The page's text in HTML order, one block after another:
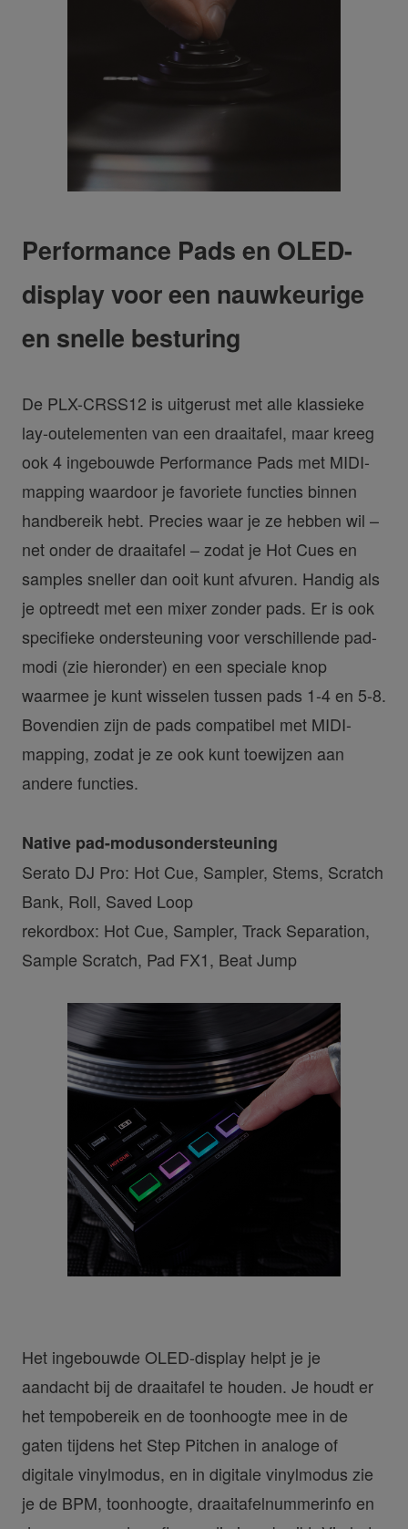
Performance Pads en OLED-
display voor een nauwkeurige
en snelle besturing
De PLX-CRSS12 is uitgerust met alle klassieke
lay-outelementen van een draaitafel, maar kreeg
ook 4 ingebouwde Performance Pads met MIDI-
mapping waardoor je favoriete functies binnen
handbereik hebt. Precies waar je ze hebben wil –
net onder de draaitafel – zodat je Hot Cues en
samples sneller dan ooit kunt afvuren. Handig als
je optreedt met een mixer zonder pads. Er is ook
specifieke ondersteuning voor verschillende pad-
modi (zie hieronder) en een speciale knop
waarmee je kunt wisselen tussen pads 1-4 en 5-8.
Bovendien zijn de pads compatibel met MIDI-
mapping, zodat je ze ook kunt toewijzen aan
andere functies.
Native pad-modusondersteuning
Serato DJ Pro: Hot Cue, Sampler, Stems, Scratch
Bank, Roll, Saved Loop
rekordbox: Hot Cue, Sampler, Track Separation,
Sample Scratch, Pad FX1, Beat Jump
Het ingebouwde OLED-display helpt je je
aandacht bij de draaitafel te houden. Je houdt er
het tempobereik en de toonhoogte mee in de
gaten tijdens het Step Pitchen in analoge of
digitale vinylmodus, en in digitale vinylmodus zie
je de BPM, toonhoogte, draaitafelnummerinfo en